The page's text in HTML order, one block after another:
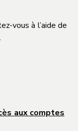
vous à l’aide de
aux comptes